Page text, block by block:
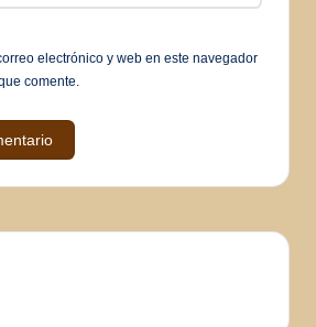
electrónico y web en este navegador
comente.